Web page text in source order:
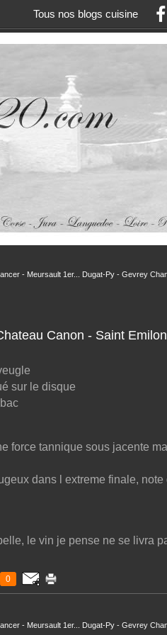
Tous nos blogs cuisine
- Meursault 1er... Dugat-Py - Gevrey
sur le disque
force tannique sous jacente
dans l extreme finale,
le vin je pense ne se livra
0
- Meursault 1er... Dugat-Py - Gevrey